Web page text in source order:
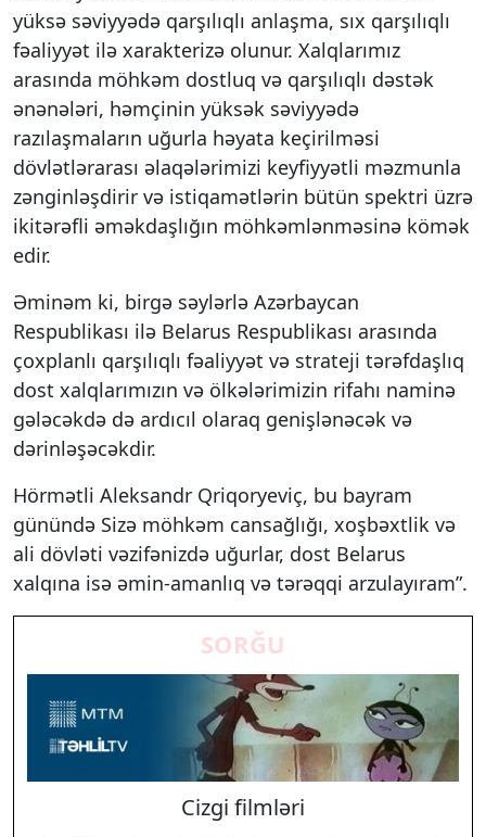
yüksə səviyyədə qarşılıqlı anlaşma, sıx qarşılıqlı
fəaliyyət ilə xarakterizə olunur. Xalqlarımız
arasında möhkəm dostluq və qarşılıqlı dəstək
ənənələri, həmçinin yüksək səviyyədə
razılaşmaların uğurla həyata keçirilməsi
dövlətlərarası əlaqələrimizi keyfiyyətli məzmunla
zənginləşdirir və istiqamətlərin bütün spektri üzrə
ikitərəfli əməkdaşlığın möhkəmlənməsinə kömək
edir.
Əminəm ki, birgə səylərlə Azərbaycan
Respublikası ilə Belarus Respublikası arasında
çoxplanlı qarşılıqlı fəaliyyət və strateji tərəfdaşlıq
dost xalqlarımızın və ölkələrimizin rifahı naminə
gələcəkdə də ardıcıl olaraq genişlənəcək və
dərinləşəcəkdir.
Hörmətli Aleksandr Qriqoryeviç, bu bayram
günündə Sizə möhkəm cansağlığı, xoşbəxtlik və
ali dövləti vəzifənizdə uğurlar, dost Belarus
xalqına isə əmin-amanlıq və tərəqqi arzulayıram”.
SORĞU
Cizgi filmləri